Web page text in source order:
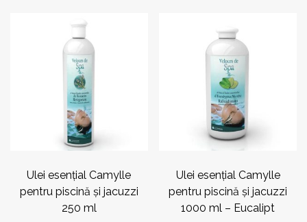
Ulei esențial Camylle
pentru piscină și jacuzzi
250 ml
pagina
Ulei esențial Camylle
pentru piscină și jacuzzi
1000 ml – Eucalipt